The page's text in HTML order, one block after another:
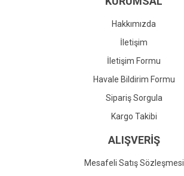
Gönder
Hakkımızda
İletişim
İletişim Formu
Havale Bildirim Formu
Sipariş Sorgula
Kargo Takibi
ALIŞVERİŞ
Mesafeli Satış Sözleşmesi